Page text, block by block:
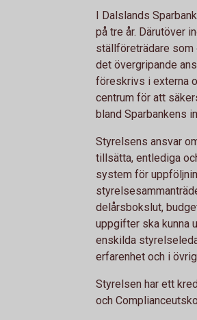
I Dalslands
på tre år. Därutöver
ställföreträdare som
det övergripande
föreskrivs i externa
centrum för att
bland Sparbankens
Styrelsens ansvar
tillsätta, entlediga
system för
delårsbokslut,
uppgifter ska kunna
enskilda
erfarenhet och i
Styrelsen har ett
och